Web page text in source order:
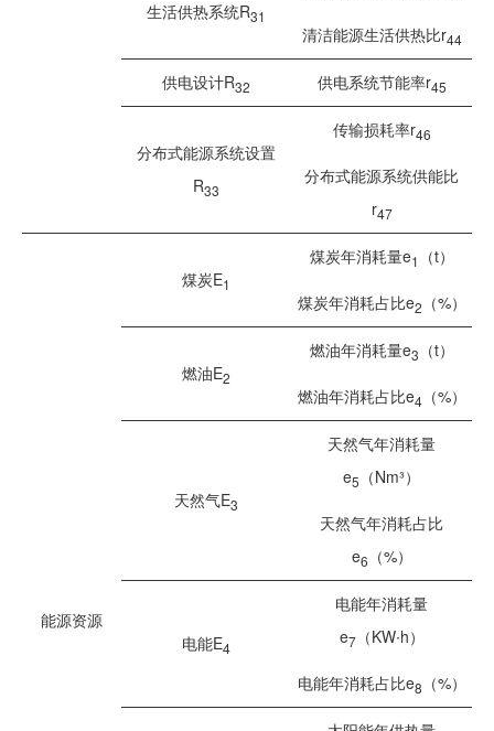
生活供热系统R31
清洁能源生活供热比r44
供电设计R32 供电系统节能率r45
分布式能源系统设置
R33
传输损耗率r46
分布式能源系统供能比
r47
能源资源
煤炭E1
煤炭年消耗量e1 （t）
煤炭年消耗占比e2 （%）
燃油E2
燃油年消耗量e3 （t）
燃油年消耗占比e4 （%）
天然气E3
天然气年消耗量
e5 （Nm³）
天然气年消耗占比
e6 （%）
电能E4
电能年消耗量
e7（KW∙h）
电能年消耗占比e8 （%）